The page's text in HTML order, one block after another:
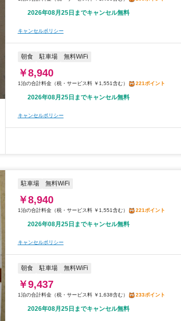
2026年08月25日までキャンセル無料
キャンセルポリシー
朝食 駐車場 無料WiFi
￥8,940
税・サービス料 ￥1,551含む 221ポイント
2026年08月25日までキャンセル無料
キャンセルポリシー
2026年08月25日までキャンセル無料
キャンセルポリシー
駐車場 無料WiFi
￥8,940
税・サービス料 ￥1,551含む 221ポイント
2026年08月25日までキャンセル無料
キャンセルポリシー
朝食 駐車場 無料WiFi
￥9,437
税・サービス料 ￥1,638含む 233ポイント
2026年08月25日までキャンセル無料